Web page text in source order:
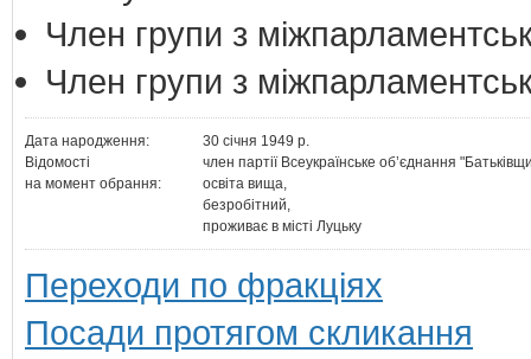
Член групи з
Член групи з
Дата народження:
30 січня 1949 р.
Відомості
на момент обрання:
член партії Всеукраїнське об’єднання
освіта вища,
безробітний,
проживає в місті Луцьку
Переходи по фракціях
Посади протягом скликання